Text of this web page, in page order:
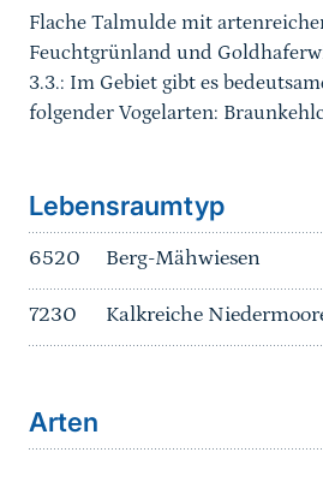
Flache Talmulde mit
Feuchtgrünland und
3.3.: Im Gebiet gibt es
folgender Vogelarten:
Lebensraumtyp
6520 Berg-Mähwiesen
7230 Kalkreiche
Arten